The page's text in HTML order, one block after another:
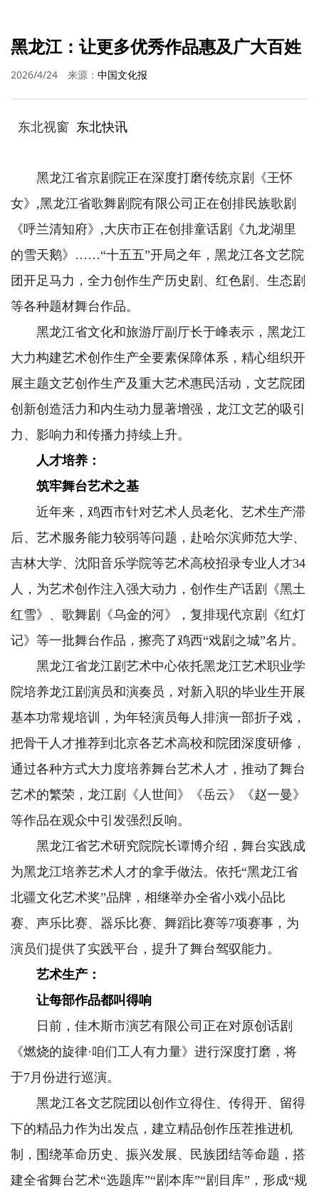
黑龙江：让更多优秀作品惠及广大百姓
2026/4/24 来源： 中国文化报
东北视窗 东北快讯
黑龙江省京剧院正在深度打磨传统京剧《王怀
女》,黑龙江省歌舞剧院有限公司正在创排民族歌剧
《呼兰清知府》,大庆市正在创排童话剧《九龙湖里
的雪天鹅》……“十五五”开局之年，黑龙江各文艺院
团开足马力，全力创作生产历史剧、红色剧、生态剧
等各种题材舞台作品。
黑龙江省文化和旅游厅副厅长于峰表示，黑龙江
大力构建艺术创作生产全要素保障体系，精心组织开
展主题文艺创作生产及重大艺术惠民活动，文艺院团
创新创造活力和内生动力显著增强，龙江文艺的吸引
力、影响力和传播力持续上升。
人才培养：
筑牢舞台艺术之基
近年来，鸡西市针对艺术人员老化、艺术生产滞
后、艺术服务能力较弱等问题，赴哈尔滨师范大学、
吉林大学、沈阳音乐学院等艺术高校招录专业人才34
人，为艺术创作注入强大动力，创作生产话剧《黑土
红雪》、歌舞剧《乌金的河》，复排现代京剧《红灯
记》等一批舞台作品，擦亮了鸡西“戏剧之城”名片。
黑龙江省龙江剧艺术中心依托黑龙江艺术职业学
院培养龙江剧演员和演奏员，对新入职的毕业生开展
基本功常规培训，为年轻演员每人排演一部折子戏，
把骨干人才推荐到北京各艺术高校和院团深度研修，
通过各种方式大力度培养舞台艺术人才，推动了舞台
艺术的繁荣，龙江剧《人世间》《岳云》《赵一曼》
等作品在观众中引发强烈反响。
黑龙江省艺术研究院院长谭博介绍，舞台实践成
为黑龙江培养艺术人才的拿手做法。依托“黑龙江省
北疆文化艺术奖”品牌，相继举办全省小戏小品比
赛、声乐比赛、器乐比赛、舞蹈比赛等7项赛事，为
演员们提供了实践平台，提升了舞台驾驭能力。
艺术生产：
让每部作品都叫得响
日前，佳木斯市演艺有限公司正在对原创话剧
《燃烧的旋律·咱们工人有力量》进行深度打磨，将
于7月份进行巡演。
黑龙江各文艺院团以创作立得住、传得开、留得
下的精品力作为出发点，建立精品创作压茬推进机
制，围绕革命历史、振兴发展、民族团结等命题，搭
建全省舞台艺术“选题库”“剧本库”“剧目库”，形成“规